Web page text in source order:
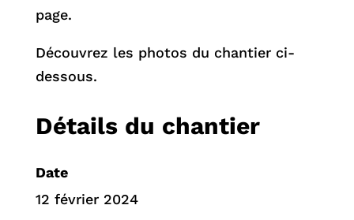
page.
Découvrez les photos du chantier ci-
dessous.
Détails du chantier
Date
12 février 2024